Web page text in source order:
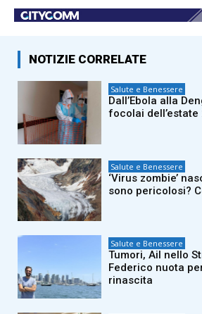
NOTIZIE CORRELATE
Salute e Benessere
Dall’Ebola alla
focolai dell’estate
Salute e Benessere
‘Virus zombie’
sono pericolosi?
Salute e Benessere
Tumori, Ail nello
Federico nuota
rinascita